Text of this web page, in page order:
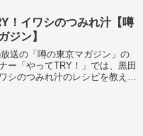
！イワシのつみれ汁【噂
ジン】
送の「噂の東京マガジン」の
ー「やってTRY！」では、黒田
シのつみれ汁のレシピを教えて